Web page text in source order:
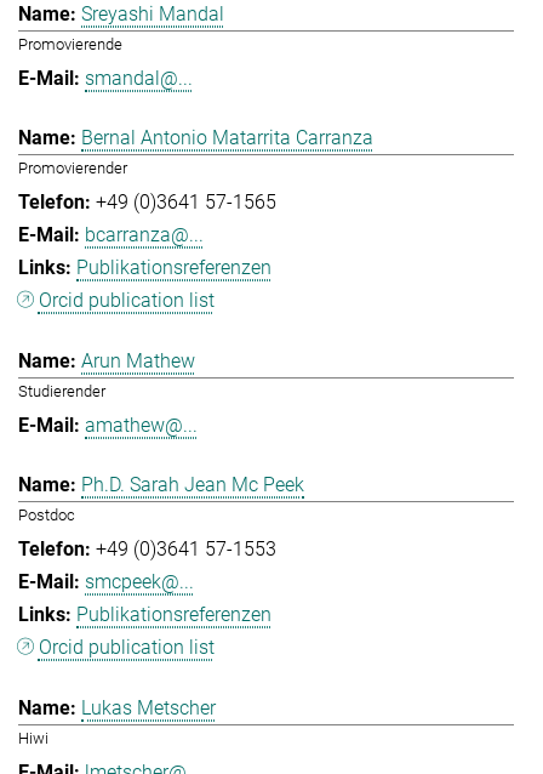
Sreyashi Mandal
Promovierende
smandal@...
Bernal Antonio Matarrita Carranza
Promovierender
+49 (0)3641 57-1565
bcarranza@...
Publikationsreferenzen
Orcid publication list
Arun Mathew
Studierender
amathew@...
Ph.D. Sarah Jean Mc Peek
Postdoc
+49 (0)3641 57-1553
smcpeek@...
Publikationsreferenzen
Orcid publication list
Lukas Metscher
Hiwi